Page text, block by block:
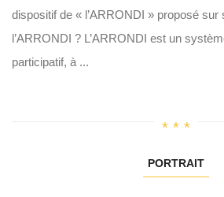
dispositif de « l’ARRONDI » proposé sur
l’ARRONDI ? L’ARRONDI est un
participatif, à ...
PORTRAIT